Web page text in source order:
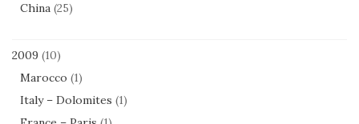
China (25)
2009 (10)
Marocco (1)
Italy – Dolomites (1)